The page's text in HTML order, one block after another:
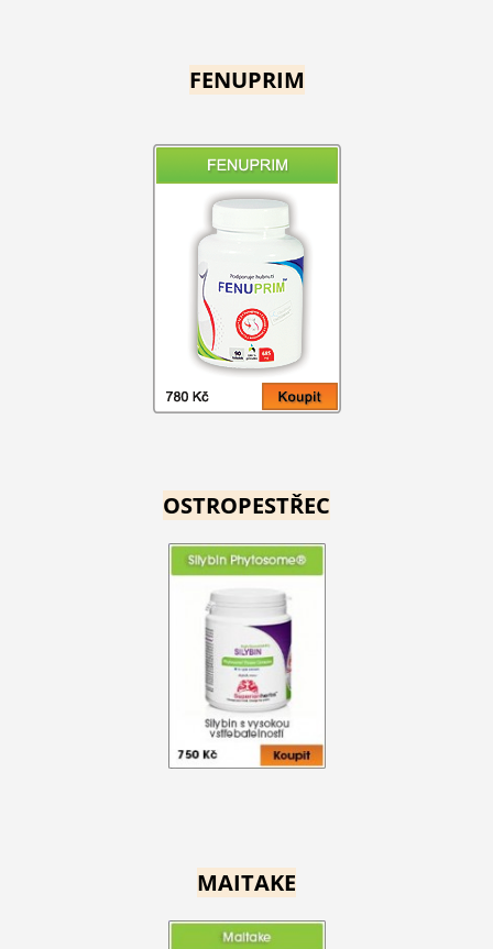
FENUPRIM
OSTROPESTŘEC
MAITAKE